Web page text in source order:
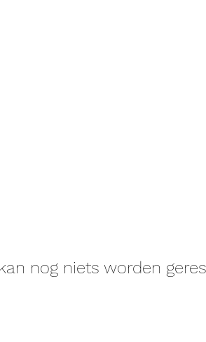
nog niets worden